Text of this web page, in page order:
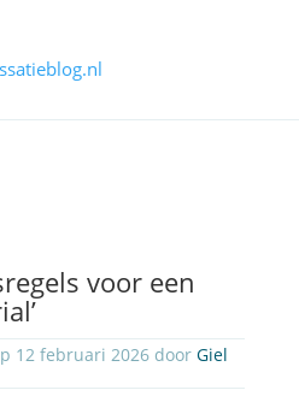
voor een
12 februari 2026 door Giel